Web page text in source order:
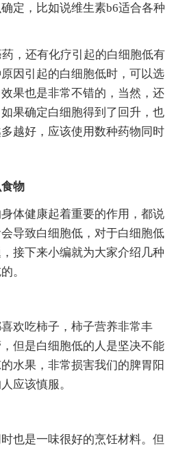
定，比如说维生素b6适合各种
，还有化疗引起的白细胞低有
因引起的白细胞低时，可以选
果也是非常不错的，当然，还
果确定白细胞得到了回升，也
越好，应该使用数种药物同时
物
体健康起着重要的作用，都说
导致白细胞低，对于白细胞低
接下来小编就为大家介绍几种
。
欢吃柿子，柿子营养非常丰
但是白细胞低的人是坚决不能
水果，非常损害我们的脾胃阳
应该慎服。
也是一味很好的烹饪材料。但